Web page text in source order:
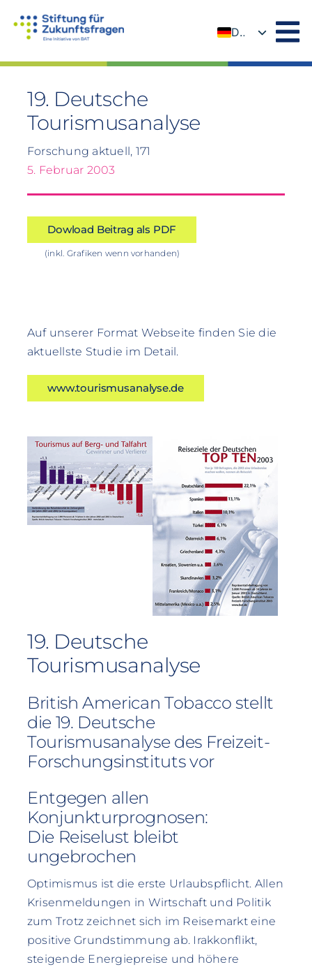
Inhalt
DE
19. Deutsche
Tourismusanalyse
Forschung aktuell, 171
5. Februar 2003
Dowload Beitrag als PDF
(inkl. Grafiken wenn vorhanden)
Auf unserer Format Webseite finden Sie die
aktuellste Studie im Detail.
www.tourismusanalyse.de
19. Deutsche
Tourismusanalyse
British American Tobacco stellt
die 19. Deutsche
Tourismusanalyse des Freizeit-
Forschungsinstituts vor
Entgegen allen
Konjunkturprognosen:
Die Reiselust bleibt
ungebrochen
Optimismus ist die erste Urlaubspflicht. Allen
Krisenmeldungen in Wirtschaft und Politik
zum Trotz zeichnet sich im Reisemarkt eine
positive Grundstimmung ab. Irakkonflikt,
steigende Energiepreise und höhere